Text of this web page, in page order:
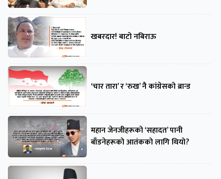
खबरदार! बाटो नबिराऊ
‘चार तारा’ र ‘रुख’ नै कांग्रेसको ब्रान्ड
महान जेनजीहरूको ‘सहादत’ पानी
बाँडनेहरूको आतंकको लागि थियो?